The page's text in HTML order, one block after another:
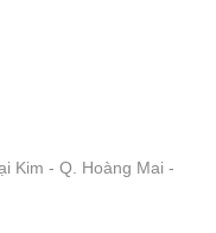
Kim - Q. Hoàng Mai -